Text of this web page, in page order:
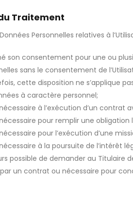
Traitement
Personnelles relatives à
son consentement pour une ou
sans le consentement de
cette disposition ne s’applique
à caractère personnel;
à l’exécution d’un contrat
pour remplir une obligation
pour l’exécution d’une
à la poursuite de l’intérêt
possible de demander au
un contrat ou nécessaire pour